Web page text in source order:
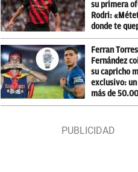
su primera
Rodri:
donde te
Ferran
Fernández
su capricho
exclusivo:
más de